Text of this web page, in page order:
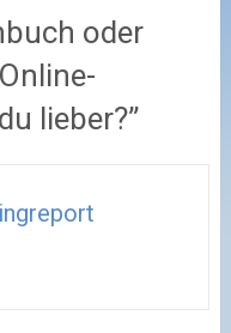
oder
lieber?”